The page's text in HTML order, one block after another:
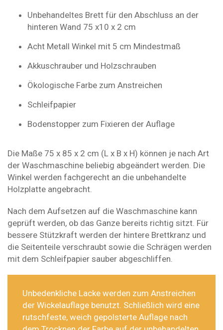
Unbehandeltes Brett für den Abschluss an der
hinteren Wand 75 x10 x 2 cm
Acht Metall Winkel mit 5 cm Mindestmaß
Akkuschrauber und Holzschrauben
Ökologische Farbe zum Anstreichen
Schleifpapier
Bodenstopper zum Fixieren der Auflage
Die Maße 75 x 85 x 2 cm (L x B x H) können je nach Art
der Waschmaschine beliebig abgeändert werden. Die
Winkel werden fachgerecht an die unbehandelte
Holzplatte angebracht.
Nach dem Aufsetzen auf die Waschmaschine kann
geprüft werden, ob das Ganze bereits richtig sitzt. Für
bessere Stützkraft werden der hintere Brettkranz und
die Seitenteile verschraubt sowie die Schrägen werden
mit dem Schleifpapier sauber abgeschliffen.
Unbedenkliche Lacke werden zum Anstreichen
der Wickelauflage benutzt. Schließlich wird eine
rutschfeste, weich gepolsterte Auflage nach